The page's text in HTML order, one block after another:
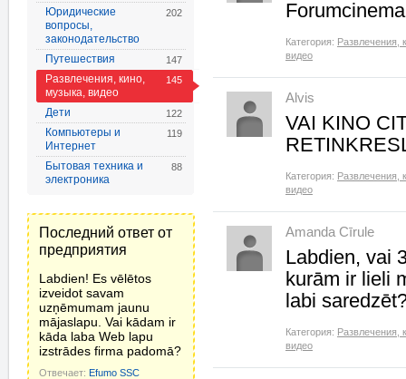
Юридические
вопросы,
законодательство
202
Путешествия 147
Развлечения, кино,
музыка, видео
145
Дети 122
Компьютеры и
Интернет
119
Бытовая техника и
электроника
88
Последний ответ от
предприятия
Labdien! Es vēlētos
izveidot savam
uzņēmumam jaunu
mājaslapu. Vai kādam ir
kāda laba Web lapu
izstrādes firma padomā?
Отвечает: Efumo SSC
Категория: Развлечения,
видео
Alvis
VAI KINO
Категория: Развлечения,
видео
Amanda Cīrule
Labdien, vai
kurām ir lieli
labi
Категория: Развлечения,
видео